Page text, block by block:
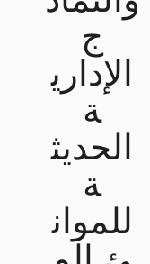
ج
الإداري
ة
الحديث
ة
للموان